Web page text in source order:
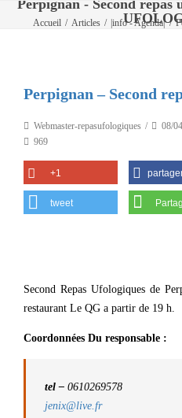
Perpignan - Second repas
Accueil / Articles / |info - Agenda| /
Perpignan – Second
Webmaster-repasufologiques 08/
969
+1
tweet
Second Repas Ufologiques de
restaurant Le QG a partir de 19 h.
Coordonnées Du responsable :
tel – 0610269578
jenix@live.fr